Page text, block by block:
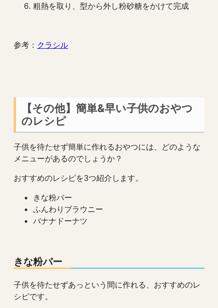
粗熱を取り、型から外し粉砂糖をかけて完成
参考： クラシル
【その他】簡単&早い子供のおやつ
のレシピ
子供を待たせず簡単に作れるおやつには、どのような
メニューがあるのでしょうか？
おすすめのレシピを3つ紹介します。
きな粉バー
ふんわりブラウニー
バナナドーナツ
きな粉バー
子供を待たせずあっという間に作れる、おすすめのレ
シピです。